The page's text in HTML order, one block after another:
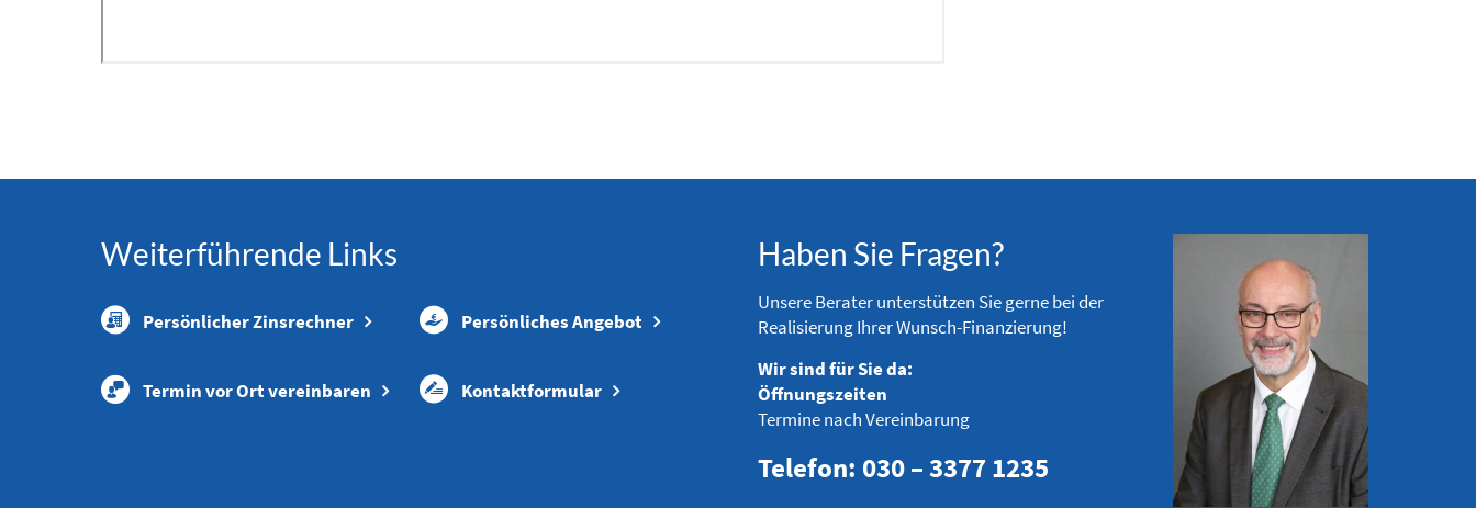
Weiterführende Links
Persönlicher Zinsrechner Persönliches Angebot
Termin vor Ort vereinbaren Kontaktformular
Haben Sie Fragen?
Unsere Berater unterstützen Sie gerne bei der
Realisierung Ihrer Wunsch-Finanzierung!
Wir sind für Sie da:
Öffnungszeiten
Termine nach Vereinbarung
Telefon: 030 – 3377 1235